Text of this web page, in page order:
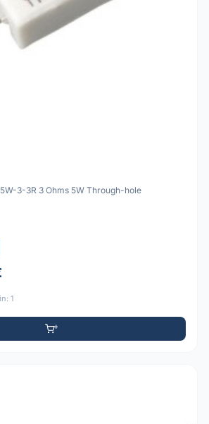
3-3R 3 Ohms 5W Through-hole
1